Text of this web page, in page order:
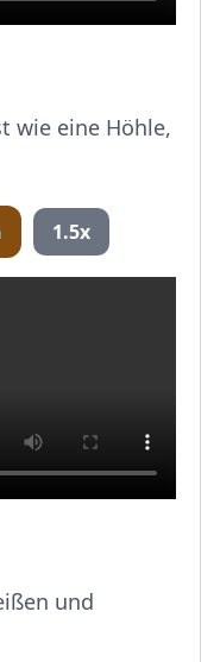
wie eine Höhle,
1.5x
und